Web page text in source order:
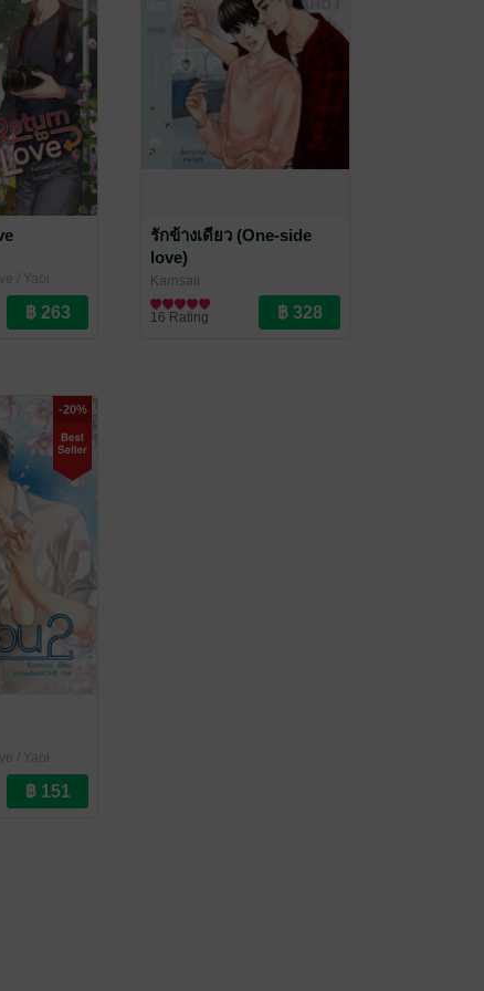
/ Yaoi
รักข้างเดียว (One-side
love)
Karnsaii
นิยายวาย Boy Love / Yaoi
16 Rating
-20%
/ Yaoi